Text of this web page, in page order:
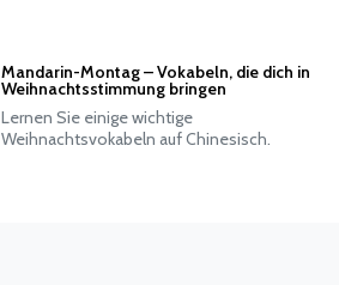
Mandarin-Montag – Vokabeln, die dich in
Weihnachtsstimmung bringen
Lernen Sie einige wichtige
Weihnachtsvokabeln auf Chinesisch.